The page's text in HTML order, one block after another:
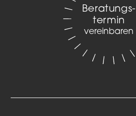
Beratungs­
termin
vereinbaren